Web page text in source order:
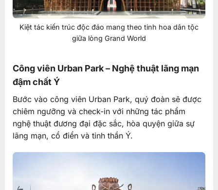
Kiệt tác kiến trúc độc đáo mang theo tinh hoa dân tộc
giữa lòng Grand World
Công viên Urban Park – Nghệ thuật lãng mạn
đậm chất Ý
Bước vào công viên Urban Park, quý đoàn sẽ được
chiêm ngưỡng và check-in với những tác phẩm
nghệ thuật đương đại đặc sắc, hòa quyện giữa sự
lãng mạn, cổ điển và tinh thần Ý.